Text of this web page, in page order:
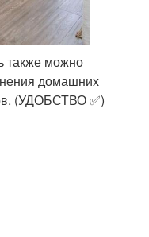
также можно
домашних
(УДОБСТВО ✅)